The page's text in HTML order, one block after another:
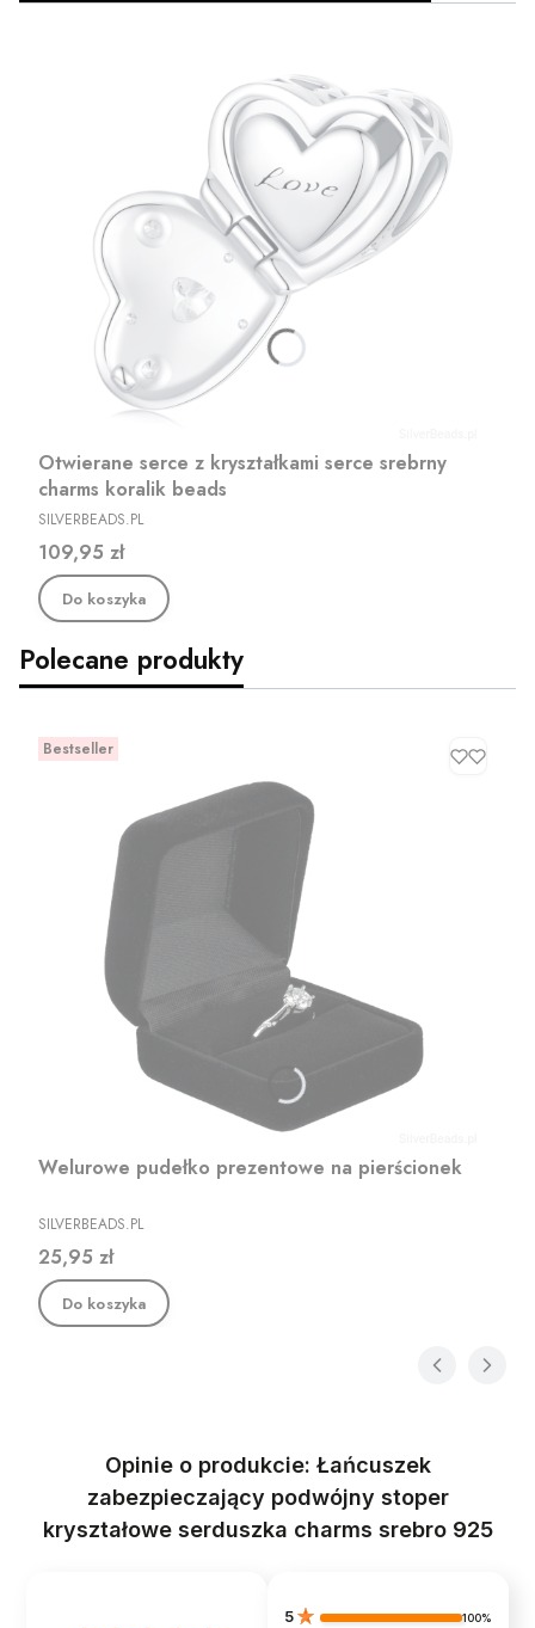
Otwierane serce z kryształkami serce srebrny
charms koralik beads
PRODUCENT
SILVERBEADS.PL
Cena
109,95 zł
Do koszyka
Polecane produkty
Bestseller
Welurowe pudełko prezentowe na pierścionek
PRODUCENT
SILVERBEADS.PL
Cena
25,95 zł
Do koszyka
Opinie o produkcie: Łańcuszek
zabezpieczający podwójny stoper
kryształowe serduszka charms srebro 925
5 100%